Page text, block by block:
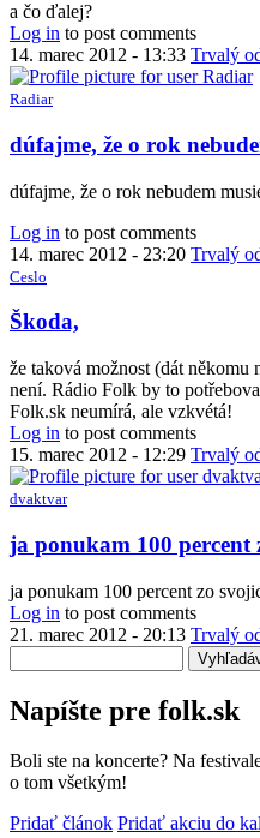
a čo ďalej?
Log in to post comments
14. marec 2012 - 13:33 Trvalý
Radiar
In
reply
to
Sebakritika
je
fajn
by
Števo
Šanta
dúfajme, že o rok
dúfajme, že o rok nebudem
Log in to post comments
14. marec 2012 - 23:20 Trvalý
Ceslo
Škoda,
že taková možnost (dát
není. Rádio Folk by to
Folk.sk neumírá, ale vzkvétá!
Log in to post comments
15. marec 2012 - 12:29 Trvalý
dvaktvar
ja ponukam 100 percent
ja ponukam 100 percent zo
Log in to post comments
21. marec 2012 - 20:13 Trvalý
Napíšte pre folk.sk
Boli ste na koncerte? Na
o tom všetkým!
Pridať článok Pridať akciu do